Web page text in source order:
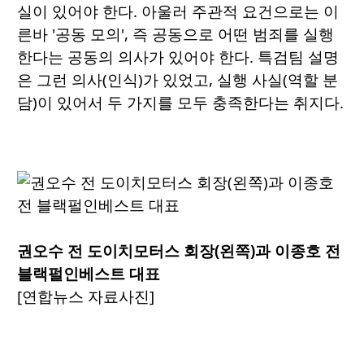
실이 있어야 한다. 아울러 주관적 요건으로는 이
른바 '공동 모의', 즉 공동으로 어떤 범죄를 실행
한다는 공동의 의사가 있어야 한다. 특검팀 설명
은 그런 의사(인식)가 있었고, 실행 사실(역할 분
담)이 있어서 두 가지를 모두 충족한다는 취지다.
권오수 전 도이치모터스 회장(왼쪽)과 이종호 전
블랙펄인베스트 대표
[연합뉴스 자료사진]